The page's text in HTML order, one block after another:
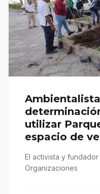
utilizar
espacio de
El activista y
Organizaciones